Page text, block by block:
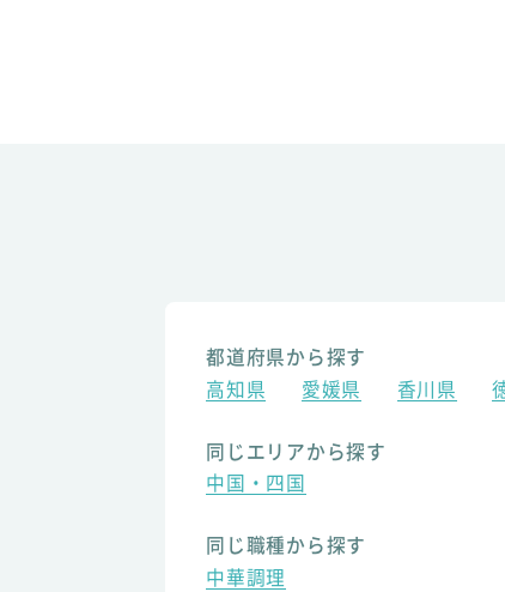
都道府県から探す
高知県
愛媛県 香川県
同じエリアから探す
中国・四国
同じ職種から探す
中華調理